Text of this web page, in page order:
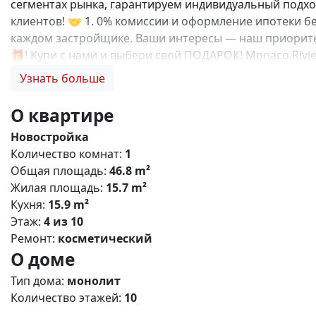
сегментах рынка, гарантируем индивидуальный
клиентов! 🤝 1. 0% комиссии и оформление ипотеки
каждом застройщике. Ваши интересы — наш
🎁! Купи с нами и выбери свой ПОДАРОК! Monaco
комплекс, расположенный в живописном районе
до набережной озера Мойнакское - 1 км до Черного
- Удобный выезд на трассу «Таврида» Основные
13 этажей - Общее количество квартир: 3600 -
предусмотрены: - Образовательный кластер: школа
Торгово-развлекательный центр - Спортивная
черноморской кухни - Конгресс-центр Особенности
Современные системы безопасности - Безбарьерную
Проект создан для тех, кто ценит комфорт,
ответим на все вопросы и подберем для Вас лучший
Узнать больше
О квартире
Новостройка
Количество комнат: 1
Общая площадь: 46.8 m²
Жилая площадь: 15.7 m²
Кухня: 15.9 m²
Этаж: 4 из 10
Ремонт: косметический
О доме
Тип дома: монолит
Количество этажей: 10